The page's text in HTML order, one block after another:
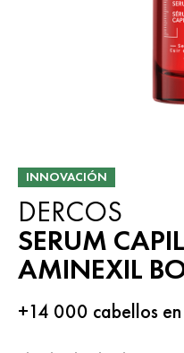
INNOVACIÓN
DERCOS
SERUM
AMINEXIL
+14 000 cabellos en